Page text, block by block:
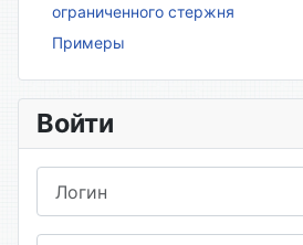
ограниченного стержня
Примеры
Войти